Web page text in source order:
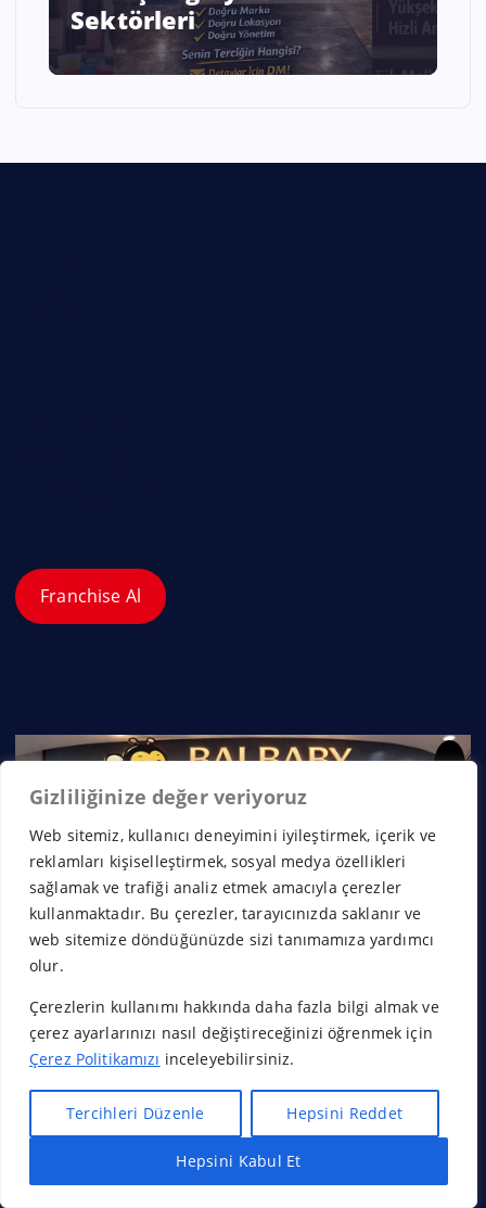
Gizliliğinize değer veriyoruz
Web sitemiz, kullanıcı deneyimini iyileştirmek, içerik ve
reklamları kişiselleştirmek, sosyal medya özellikleri
sağlamak ve trafiği analiz etmek amacıyla çerezler
kullanmaktadır. Bu çerezler, tarayıcınızda saklanır ve
web sitemize döndüğünüzde sizi tanımamıza yardımcı
olur.
Çerezlerin kullanımı hakkında daha fazla bilgi almak ve
çerez ayarlarınızı nasıl değiştireceğinizi öğrenmek için
Çerez Politikamızı inceleyebilirsiniz.
Tercihleri Düzenle Hepsini Reddet
Hepsini Kabul Et
Kurmak mı Sabretmek mi?
Franchise Al
Hızlı Bayilik Al
×